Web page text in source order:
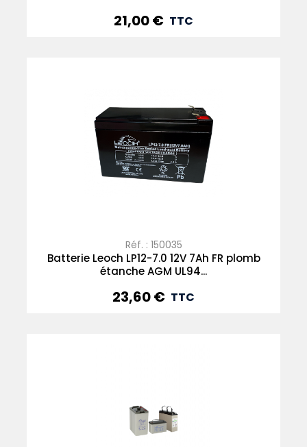
Prix
21,00 € TTC
Réf. : 150035
Batterie Leoch LP12-7.0 12V 7Ah FR plomb
étanche AGM UL94...
Prix
23,60 € TTC